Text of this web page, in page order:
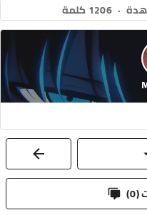
· 1206 كلمة
(
0
)